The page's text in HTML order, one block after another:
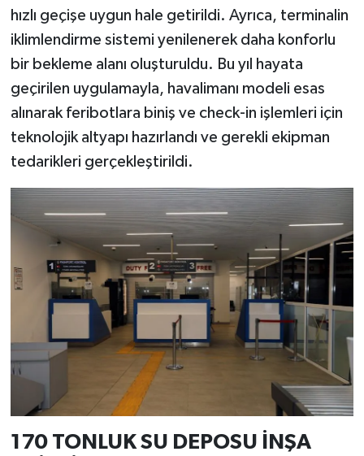
hızlı geçişe uygun hale getirildi. Ayrıca, terminalin
iklimlendirme sistemi yenilenerek daha konforlu
bir bekleme alanı oluşturuldu. Bu yıl hayata
geçirilen uygulamayla, havalimanı modeli esas
alınarak feribotlara biniş ve check-in işlemleri için
teknolojik altyapı hazırlandı ve gerekli ekipman
tedarikleri gerçekleştirildi.
170 TONLUK SU DEPOSU İNŞA